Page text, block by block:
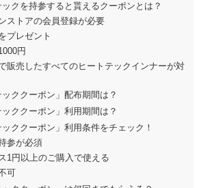
クを持参すると貰えるクーポンとは？
ストアの会員登録が必要
プレゼント
円
販売したすべてのヒートテックインナーが対
ククーポン」配布期間は？
ククーポン」利用期間は？
ククーポン」利用条件をチェック！
参が必須
1円以上のご購入で使える
可